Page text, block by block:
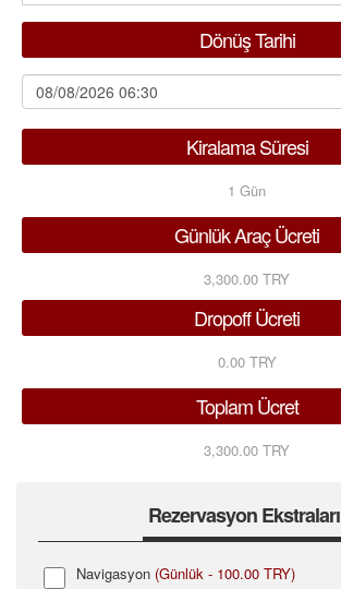
Dönüş Tarihi
Kiralama Süresi
1 Gün
Günlük Araç Ücreti
3,300.00 TRY
Dropoff Ücreti
0.00 TRY
Toplam Ücret
3,300.00 TRY
Rezervasyon Ekstraları
Navigasyon (Günlük - 100.00 TRY)